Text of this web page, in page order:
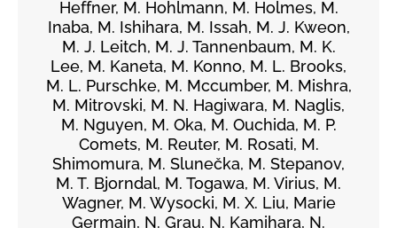
Heffner, M. Hohlmann, M. Holmes, M.
Inaba, M. Ishihara, M. Issah, M. J. Kweon,
M. J. Leitch, M. J. Tannenbaum, M. K.
Lee, M. Kaneta, M. Konno, M. L. Brooks,
M. L. Purschke, M. Mccumber, M. Mishra,
M. Mitrovski, M. N. Hagiwara, M. Naglis,
M. Nguyen, M. Oka, M. Ouchida, M. P.
Comets, M. Reuter, M. Rosati, M.
Shimomura, M. Slunečka, M. Stepanov,
M. T. Bjorndal, M. Togawa, M. Virius, M.
Wagner, M. Wysocki, M. X. Liu, Marie
Germain, N. Grau, N. Kamihara, N.